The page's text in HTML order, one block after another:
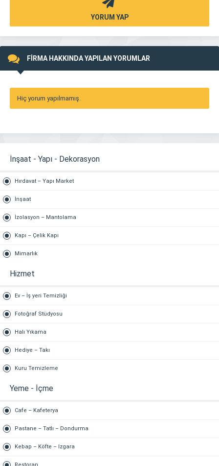
YORUM YAP
FİRMA HAKKINDA YAPILAN YORUMLAR
Hiç yorum yapılmamış.
İnşaat - Yapı - Dekorasyon
Hırdavat – Yapı Market
İnşaat
İzolasyon – Mantolama
Kapı – Çelik Kapı
Mimarlık
Hizmet
Ev – İş yeri Temizliği
Fotoğraf Stüdyosu
Halı Yıkama
Hediye – Takı
Kuru Temizleme
Yeme - İçme
Cafe – Kafeterya
Pastane – Tatlı – Dondurma
Kebap – Köfte – Izgara